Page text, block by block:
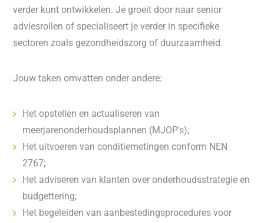
verder kunt ontwikkelen. Je groeit door naar senior
adviesrollen of specialiseert je verder in specifieke
sectoren zoals gezondheidszorg of duurzaamheid.
Jouw taken omvatten onder andere:
Het opstellen en actualiseren van
meerjarenonderhoudsplannen (MJOP's);
Het uitvoeren van conditiemetingen conform NEN
2767;
Het adviseren van klanten over onderhoudsstrategie en
budgettering;
Het begeleiden van aanbestedingsprocedures voor